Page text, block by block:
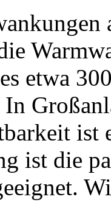
etwa
ist
ist die